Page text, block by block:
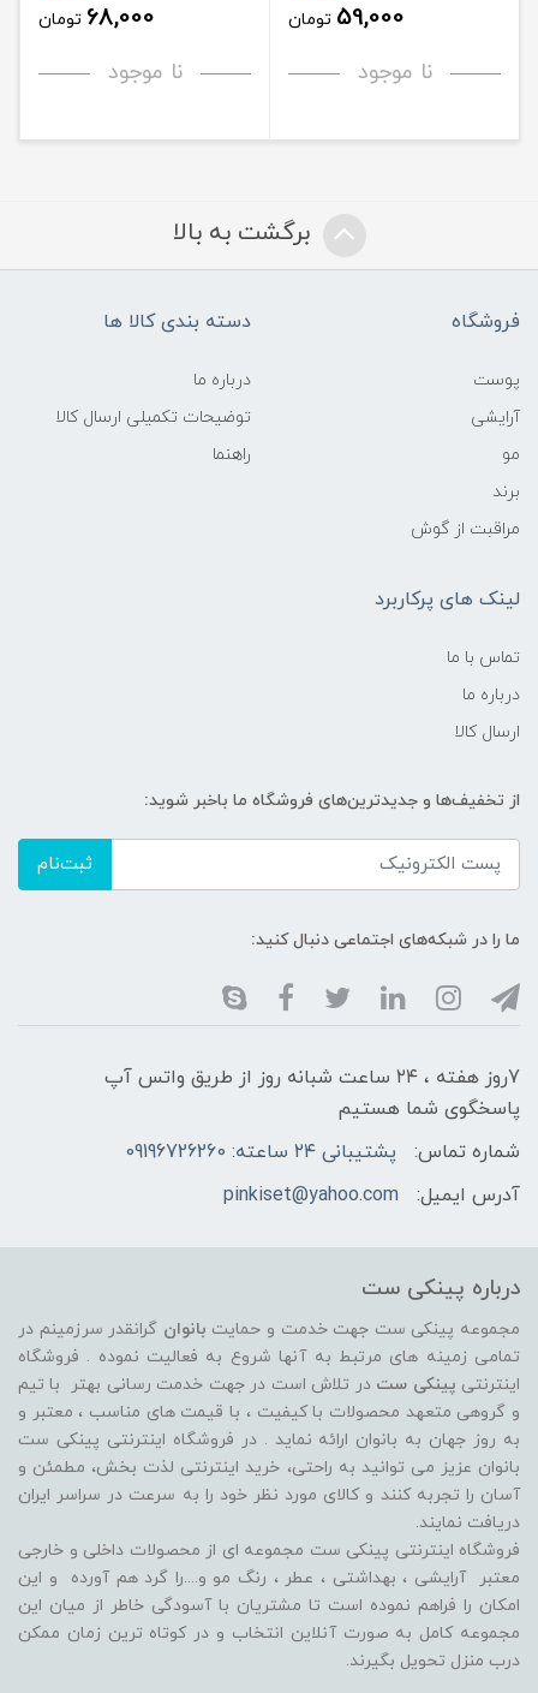
59,000 تومان
نا موجود
68,000 تومان
نا موجود
برگشت به بالا
فروشگاه
پوست
آرایشی
مو
برند
مراقبت از گوش
دسته بندی کالا ها
درباره ما
توضیحات تکمیلی ارسال کالا
راهنما
لینک های پرکاربرد
تماس با ما
درباره ما
ارسال کالا
از تخفیف‌ها و جدیدترین‌های فروشگاه ما باخبر شوید:
ثبت‌نام
ما را در شبکه‌های اجتماعی دنبال کنید:
7روز هفته ، ۲۴ ساعت شبانه‌ روز از طریق واتس آپ
پاسخگوی شما هستیم
شماره تماس:
پشتیبانی ۲۴ ساعته: 09196726260
آدرس ایمیل:
pinkiset@yahoo.com
درباره پینکی ست
مجموعه پینکی ست جهت خدمت و حمایت بانوان گرانقدر سرزمینم در
تمامی زمینه های مرتبط به آنها شروع به فعالیت نموده . فروشگاه
اینترنتی پینکی ست در تلاش است در جهت خدمت رسانی بهتر با تیم
و گروهی متعهد محصولات با کیفیت ، با قیمت های مناسب ، معتبر و
به روز جهان به بانوان ارائه نماید . در فروشگاه اینترنتی پینکی ست
بانوان عزیز می توانيد به راحتی، خرید اینترنتی لذت بخش، مطمئن و
آسان را تجربه کنند و کالای مورد نظر خود را به سرعت در سراسر ایران
دریافت نمایند.
فروشگاه اینترنتی پینکی ست مجموعه ای از محصولات داخلی و خارجی
معتبر آرایشی ، بهداشتی ، عطر ، رنگ مو و....را گرد هم آورده و اين
امکان را فراهم نموده است تا مشتريان با آسودگی خاطر از ميان اين
مجموعه کامل به صورت آنلاين انتخاب و در کوتاه ترين زمان ممکن
درب منزل تحویل بگیرند.